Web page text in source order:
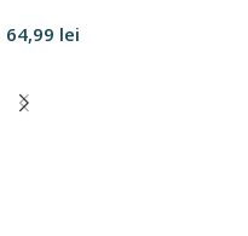
64,99 lei